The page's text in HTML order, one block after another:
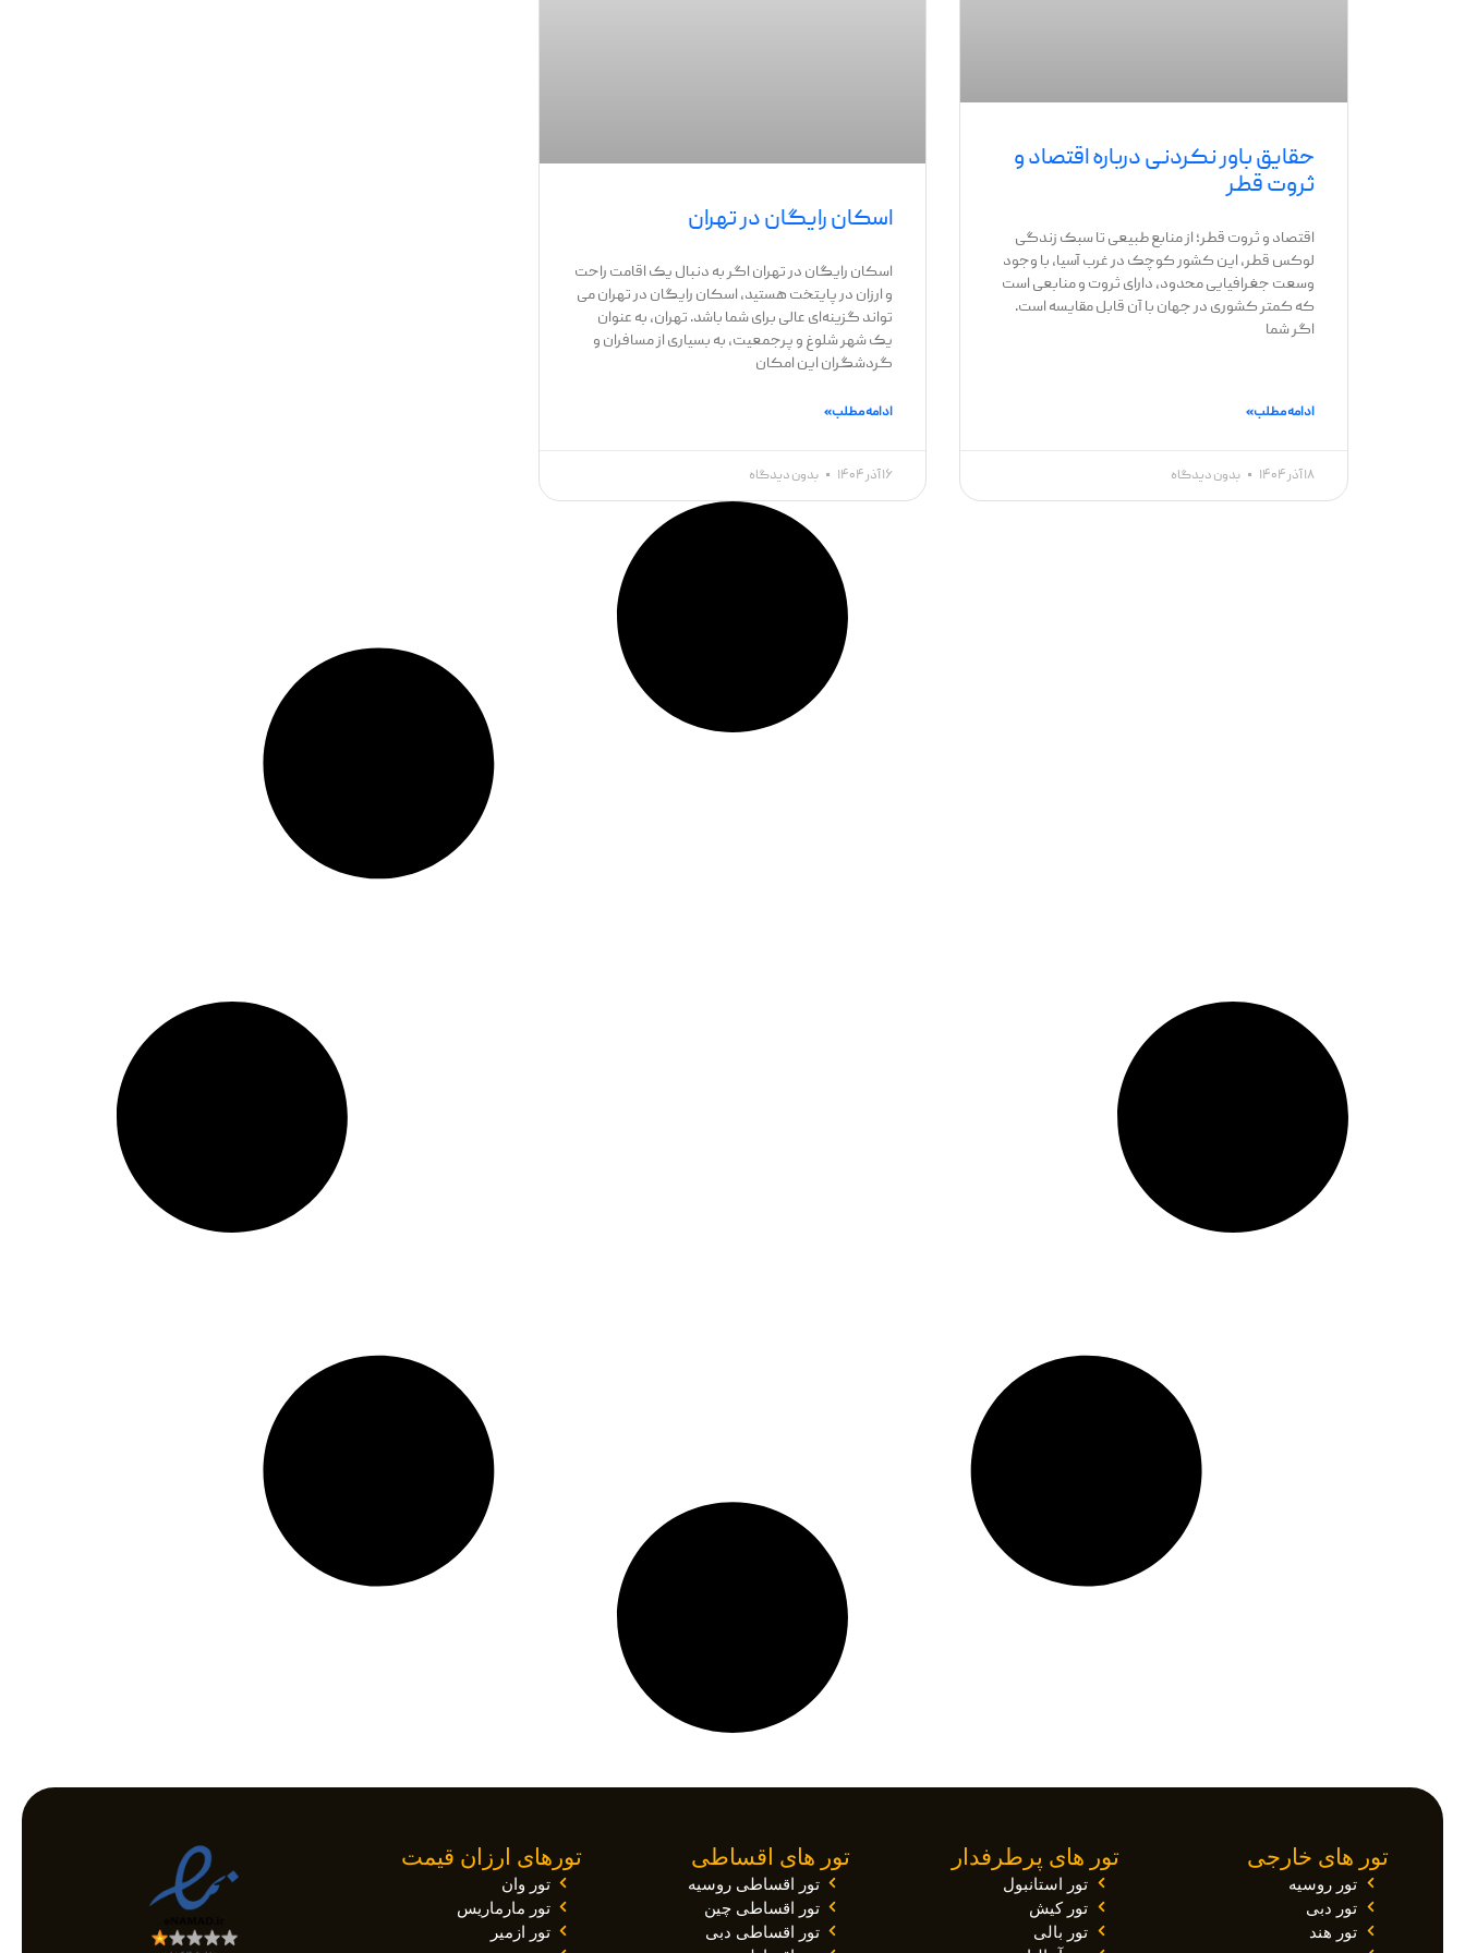
حقایق باور نکردنی درباره اقتصاد و
ثروت قطر
اقتصاد و ثروت قطر؛ از منابع طبیعی تا سبک زندگی
لوکس قطر، این کشور کوچک در غرب آسیا، با وجود
وسعت جغرافیایی محدود، دارای ثروت و منابعی است
که کمتر کشوری در جهان با آن قابل مقایسه است.
اگر شما
ادامه مطلب »
۱۸ آذر ۱۴۰۴ بدون دیدگاه
اسکان رایگان در تهران
اسکان رایگان در تهران اگر به دنبال یک اقامت راحت
و ارزان در پایتخت هستید، اسکان رایگان در تهران می
‌تواند گزینه‌ای عالی برای شما باشد. تهران، به عنوان
یک شهر شلوغ و پرجمعیت، به بسیاری از مسافران و
گردشگران این امکان
ادامه مطلب »
۱۶ آذر ۱۴۰۴ بدون دیدگاه
تور های خارجی
تور روسیه
تور دبی
تور هند
تور های پرطرفدار
تور استانبول
تور کیش
تور بالی
تور های اقساطی
تور اقساطی روسیه
تور اقساطی چین
تور اقساطی دبی
تورهای ارزان قیمت
تور وان
تور مارماریس
تور ازمیر